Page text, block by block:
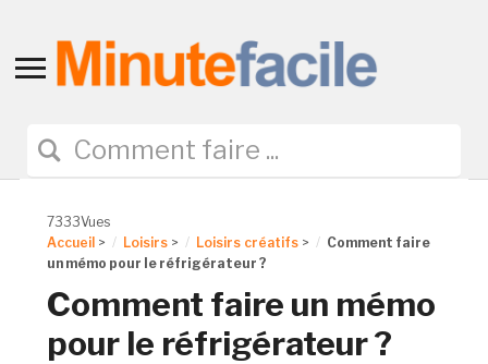
Toggle
navigation
7333Vues
Accueil > Loisirs > Loisirs créatifs >
Comment faire
un mémo pour le réfrigérateur ?
Comment faire un mémo
pour le réfrigérateur ?